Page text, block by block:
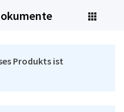
Produkts ist